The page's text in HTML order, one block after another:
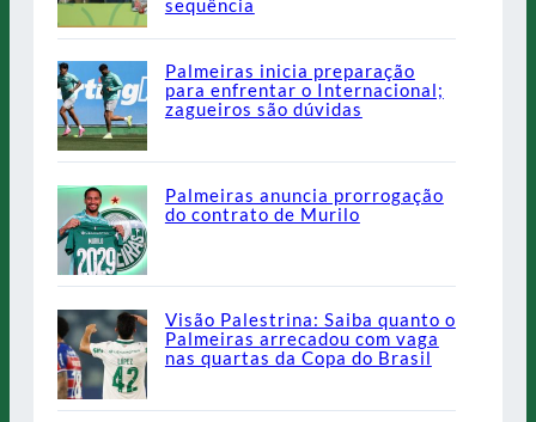
sequência
Palmeiras inicia preparação
para enfrentar o Internacional;
zagueiros são dúvidas
Palmeiras anuncia prorrogação
do contrato de Murilo
Visão Palestrina: Saiba quanto o
Palmeiras arrecadou com vaga
nas quartas da Copa do Brasil